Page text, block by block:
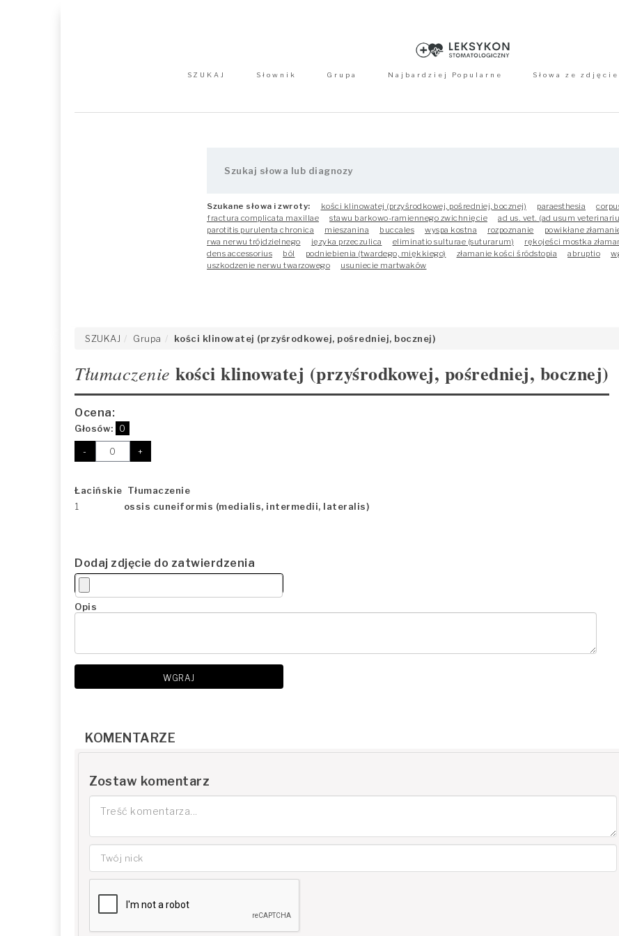
SZUKAJ Słownik Grupa Najbardziej Popularne Słowa ze
Szukane słowa i zwroty: kości klinowatej (przyśrodkowej, pośredniej, bocznej) paraesthesia
fractura complicata maxillae
stawu barkowo-ramiennego zwichnięcie
ad us. vet. (ad usum
parotitis purulenta chronica
mieszanina buccales wyspa kostna rozpoznanie
powikłane
rwa nerwu trójdzielnego
języka przeczulica eliminatio sulturae (suturarum) rękojeści mostka
dens accessorius
ból podniebienia (twardego, miękkiego) złamanie kości śródstopia abruptio
uszkodzenie nerwu twarzowego
usuniecie martwaków
SZUKAJ Grupa kości klinowatej (przyśrodkowej, pośredniej, bocznej)
Tłumaczenie kości klinowatej (przyśrodkowej, pośredniej, bocznej)
Ocena:
Głosów: 0
- +
Łacińskie Tłumaczenie
1
ossis cuneiformis (medialis, intermedii, lateralis)
Dodaj zdjęcie do zatwierdzenia
Opis
WGRAJ
KOMENTARZE
Zostaw komentarz